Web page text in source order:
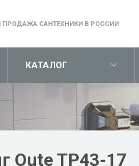
ПРОДАЖА САНТЕХНИКИ В РОССИИ
КАТАЛОГ
Oute TP43-17